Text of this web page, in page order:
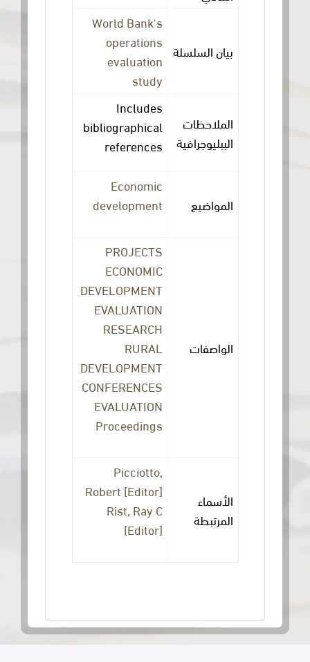
بيان السلسلة
World Bank's
operations
evaluation
الملاحظات
الببليوجرافية
Includes
bibliographical
references
المواضيع
Economic
development
الواصفات
PROJECTS
ECONOMIC
DEVELOPMENT
EVALUATION
RESEARCH
RURAL
DEVELOPMENT
CONFERENCES
EVALUATION
Proceedings
الأسماء
المرتبطة
Picciotto,
Robert [Editor]
Rist, Ray C
[Editor]